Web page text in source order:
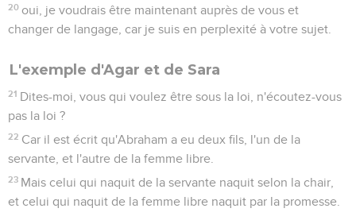
20 oui, je voudrais être maintenant auprès de vous et
changer de langage, car je suis en perplexité à votre sujet.
L'exemple d'Agar et de Sara
21 Dites-moi, vous qui voulez être sous la loi, n'écoutez-vous
pas la loi ?
22 Car il est écrit qu'Abraham a eu deux fils, l'un de la
servante, et l'autre de la femme libre.
23 Mais celui qui naquit de la servante naquit selon la chair,
et celui qui naquit de la femme libre naquit par la promesse.